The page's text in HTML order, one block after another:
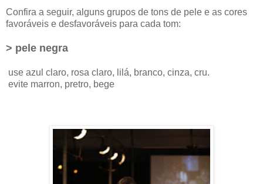
Confira a seguir, alguns grupos de tons de pele e as cores
favoráveis e desfavoráveis para cada tom:
> pele negra
use azul claro, rosa claro, lilá, branco, cinza, cru.
evite marron, pretro, bege